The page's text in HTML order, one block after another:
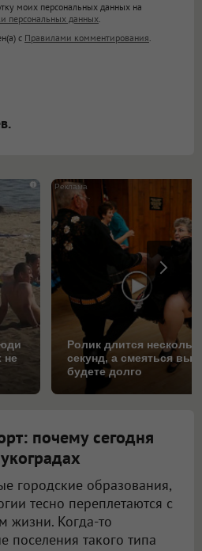
<i>, <em>, <s>, <big>,
<pre>, <ul>, <ol>, <li>,
экранирует HTML,
становятся
img] будет
моих персональных данных на
персональных данных
с Правилами комментирования
i
не
Ролик длится
секунд, а смеяться вы
будете долго
почему сегодня
городские образования,
тесно переплетаются с
жизни. Когда-то
поселения такого типа